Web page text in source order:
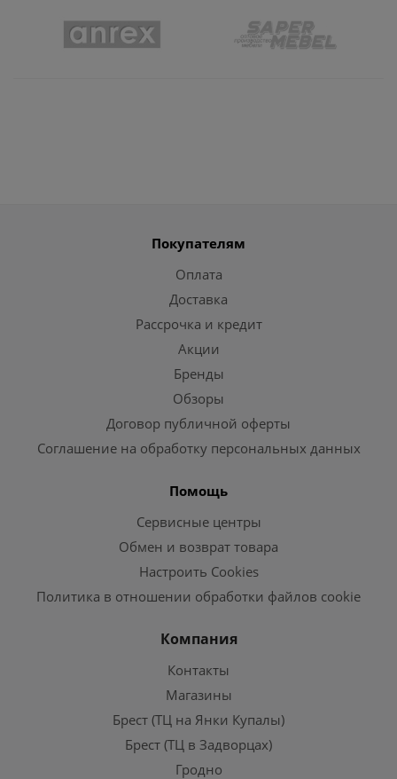
Покупателям
Оплата
Доставка
Рассрочка и кредит
Акции
Бренды
Обзоры
Договор публичной оферты
Соглашение на обработку персональных данных
Помощь
Сервисные центры
Обмен и возврат товара
Настроить Cookies
Политика в отношении обработки файлов cookie
Компания
Контакты
Магазины
Брест (ТЦ на Янки Купалы)
Брест (ТЦ в Задворцах)
Гродно